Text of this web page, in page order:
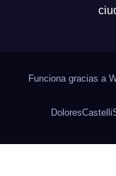
Funciona gracias a
DoloresCastelli